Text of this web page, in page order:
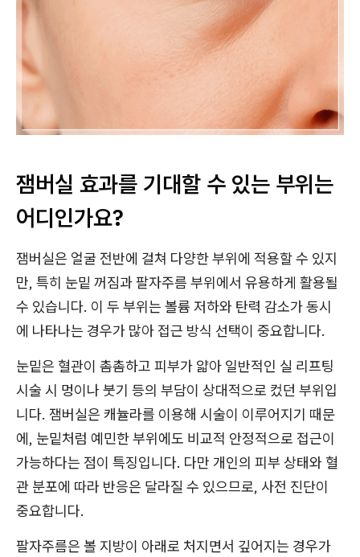
잼버실 효과를 기대할 수 있는 부위는
어디인가요?
잼버실은 얼굴 전반에 걸쳐 다양한 부위에 적용할 수 있지
만, 특히 눈밑 꺼짐과 팔자주름 부위에서 유용하게 활용될
수 있습니다. 이 두 부위는 볼륨 저하와 탄력 감소가 동시
에 나타나는 경우가 많아 접근 방식 선택이 중요합니다.
눈밑은 혈관이 촘촘하고 피부가 얇아 일반적인 실 리프팅
시술 시 멍이나 붓기 등의 부담이 상대적으로 컸던 부위입
니다. 잼버실은 캐뉼라를 이용해 시술이 이루어지기 때문
에, 눈밑처럼 예민한 부위에도 비교적 안정적으로 접근이
가능하다는 점이 특징입니다. 다만 개인의 피부 상태와 혈
관 분포에 따라 반응은 달라질 수 있으므로, 사전 진단이
중요합니다.
팔자주름은 볼 지방이 아래로 처지면서 깊어지는 경우가